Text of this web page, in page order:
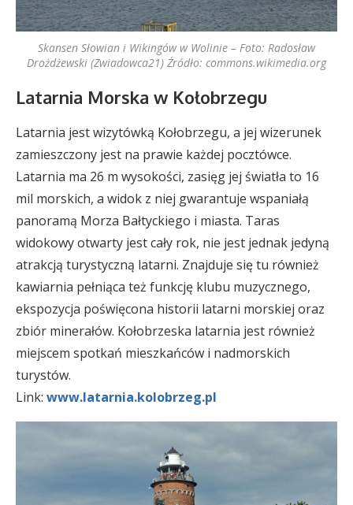
Skansen Słowian i Wikingów w Wolinie – Foto: Radosław
Drożdżewski (Zwiadowca21) Źródło: commons.wikimedia.org
Latarnia Morska w Kołobrzegu
Latarnia jest wizytówką Kołobrzegu, a jej wizerunek
zamieszczony jest na prawie każdej pocztówce.
Latarnia ma 26 m wysokości, zasięg jej światła to 16
mil morskich, a widok z niej gwarantuje wspaniałą
panoramą Morza Bałtyckiego i miasta. Taras
widokowy otwarty jest cały rok, nie jest jednak jedyną
atrakcją turystyczną latarni. Znajduje się tu również
kawiarnia pełniąca też funkcję klubu muzycznego,
ekspozycja poświęcona historii latarni morskiej oraz
zbiór minerałów. Kołobrzeska latarnia jest również
miejscem spotkań mieszkańców i nadmorskich
turystów.
Link: www.latarnia.kolobrzeg.pl